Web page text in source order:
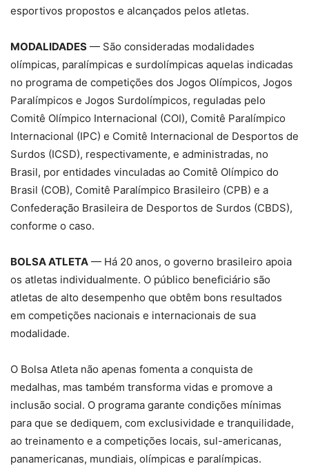
esportivos propostos e alcançados pelos atletas.
MODALIDADES — São consideradas modalidades
olímpicas, paralímpicas e surdolímpicas aquelas indicadas
no programa de competições dos Jogos Olímpicos, Jogos
Paralímpicos e Jogos Surdolímpicos, reguladas pelo
Comitê Olímpico Internacional (COI), Comitê Paralímpico
Internacional (IPC) e Comitê Internacional de Desportos de
Surdos (ICSD), respectivamente, e administradas, no
Brasil, por entidades vinculadas ao Comitê Olímpico do
Brasil (COB), Comitê Paralímpico Brasileiro (CPB) e a
Confederação Brasileira de Desportos de Surdos (CBDS),
conforme o caso.
BOLSA ATLETA — Há 20 anos, o governo brasileiro apoia
os atletas individualmente. O público beneficiário são
atletas de alto desempenho que obtêm bons resultados
em competições nacionais e internacionais de sua
modalidade.
O Bolsa Atleta não apenas fomenta a conquista de
medalhas, mas também transforma vidas e promove a
inclusão social. O programa garante condições mínimas
para que se dediquem, com exclusividade e tranquilidade,
ao treinamento e a competições locais, sul-americanas,
panamericanas, mundiais, olímpicas e paralímpicas.